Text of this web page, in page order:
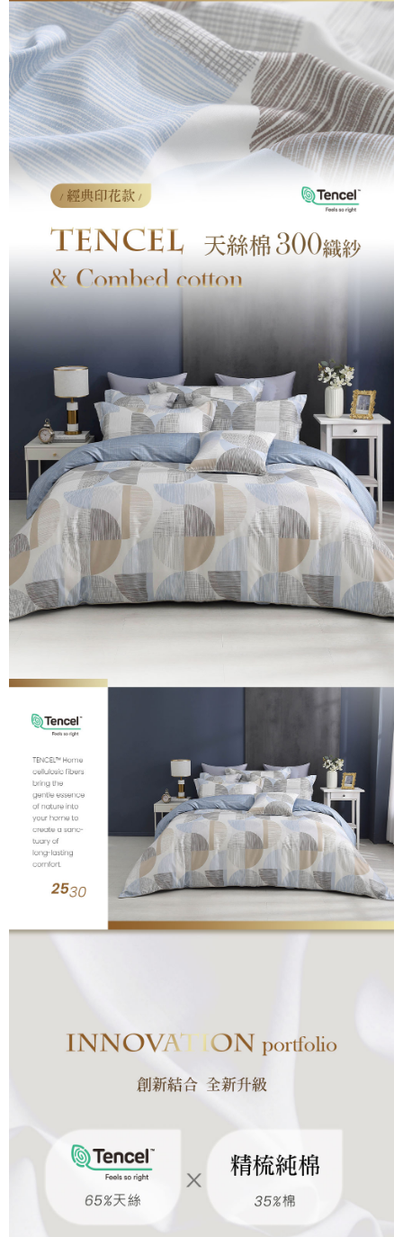
※ 交易是否成功請以「AFTEE先享後付 」之結帳頁面顯示為準，若有關於
是否繳費成功／繳費後需取消欲退款等相關疑問，請聯繫「AFTEE先享後付
客戶支援中心」https://netprotections.freshdesk.com/support/home
【注意事項】
１．透過由恩沛科技股份有限公司提供之「AFTEE先享後付」服務完成之交
易，需依本服務之必要範圍內提供個人資料，並將交易相關給付款項請求債
權轉讓予恩沛科技股份有限公司。
２．關於個人資料處理事宜，請瀏覽以下網址：
https://aftee.tw/terms/#terms3
３．未成年的使用者請事先徵得法定代理人或監護人之同意方可使用
「AFTEE先享後付」，若未經同意申辦者引起之損失，本公司不負相關責
４．使用「AFTEE先享後付」時，將依據個別帳號之用戶狀況，依本公司即
時審查核予不同之上限額度；若仍有額度不足之情形，本公司將視審查結果
請求用戶進行身份認證。
５．嚴禁一人註冊多個帳號或使用他人資訊註冊。若發現惡意使用之情形，
恩沛科技股份有限公司將有權停止該用戶之使用額度並採取法律行動。
付款後7-11取貨
每筆NT$60，滿NT$499(含以上)免運費
宅配
每筆NT$100，滿NT$499(含以上)免運費
離島宅配
每筆NT$100，滿NT$499(含以上)免運費